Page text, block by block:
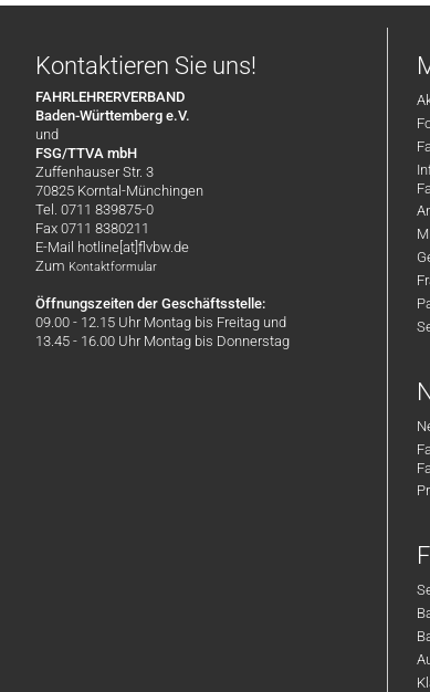
Kontaktieren Sie uns!
FAHRLEHRERVERBAND
Baden-Württemberg e.V.
und
FSG/TTVA mbH
Zuffenhauser Str. 3
70825 Korntal-Münchingen
Tel. 0711 839875-0
Fax 0711 8380211
E-Mail hotline[at]flvbw.de
Zum Kontaktformular
Öffnungszeiten der Geschäftsstelle:
09.00 - 12.15 Uhr Montag bis Freitag und
13.45 - 16.00 Uhr Montag bis Donnerstag